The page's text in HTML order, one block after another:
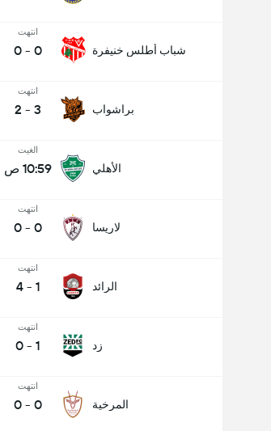
شباب أطلس خنيفرة
انتهت
0
-
0
براشواب
انتهت
3
-
2
الأهلي
الغيت
10:59 ص
لاريسا
انتهت
0
-
0
الرائد
انتهت
1
-
4
زد
انتهت
1
-
0
المرخية
انتهت
0
-
0